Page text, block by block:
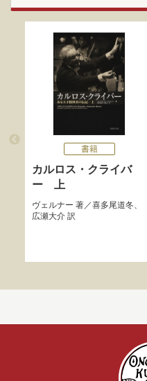
書籍
カルロス・クライバ
ー 上
ヴェルナー 著／喜多尾道冬、
広瀬大介訳